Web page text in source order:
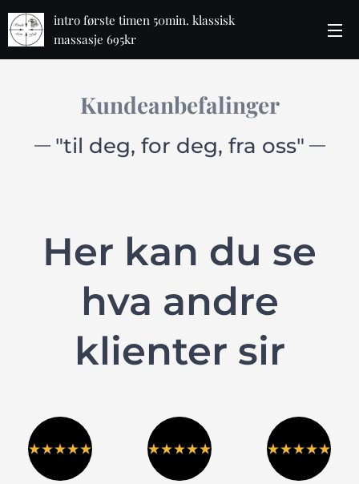
intro første timen 50min. klassisk
massasje 695kr
Kundeanbefalinger
"til deg, for deg, fra oss"
Her kan du se
hva andre
klienter sir